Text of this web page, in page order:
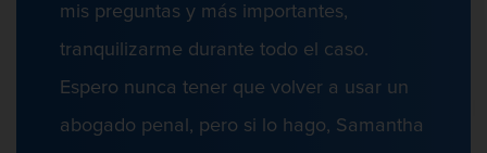
Asuntos Posteriores a la Condena
Sello de Registros de Arresto
mis preguntas y más importantes,
tranquilizarme durante todo el caso.
Espero nunca tener que volver a usar un
abogado penal, pero si lo hago, Samantha
Audiencias de Transferencia